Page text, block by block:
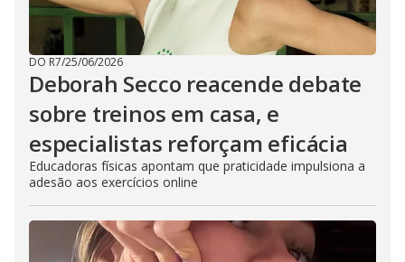
DO R7/25/06/2026
Deborah Secco reacende debate
sobre treinos em casa, e
especialistas reforçam eficácia
Educadoras físicas apontam que praticidade impulsiona a
adesão aos exercícios online